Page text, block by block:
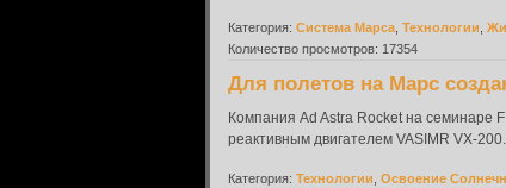
Категория: Система Марса Технологии
Количество просмотров: 17354
Для полетов на Марс
Компания Ad Astra Rocket на семинаре
реактивным двигателем VASIMR VX-
Категория: Технологии Освоение